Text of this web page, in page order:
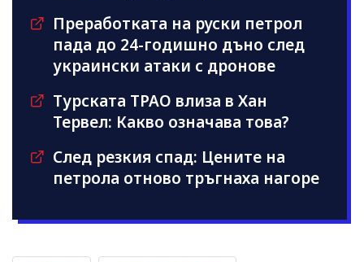
Преработката на руски петрол
пада до 24-годишно дъно след
украински атаки с дронове
Турската TPAO влиза в Хан
Тервел: Какво означава това?
След резкия спад: Цените на
петрола отново тръгнаха нагоре